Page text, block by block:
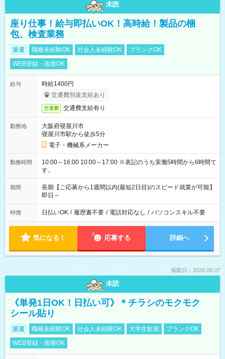
未読
座り仕事！給与即払いOK！高時給！製品の梱
包、検査業務
派遣 職種未経験OK 社会人未経験OK
ブランクOK
WEB登録・面接OK
給与
時給1400円
交通費別途支給あり
交通費 交通費支給有り
勤務地
大阪府寝屋川市
寝屋川市駅から徒歩5分
電子・機械系メーカー
勤務時間
10:00～16:00 10:00～17:00 ※表記のうち実働5時間から6時間で
す。
期間
長期【ご応募から1週間以内(最短2日目)のスピード就業が可能】
即日～
特徴 日払いOK / 履歴書不要 / 電話対応なし / パソコンスキル不要
気になる！ 応募する 詳細へ
掲載日：2026.08.07
未読
《単発1日OK！日払い可》＊チラシのモクモク
シール貼り
派遣 職種未経験OK 社会人未経験OK 大学生歓迎
ブランクOK
WEB登録・面接OK